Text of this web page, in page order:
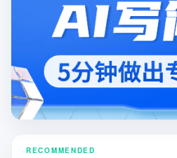
RECOMMENDED